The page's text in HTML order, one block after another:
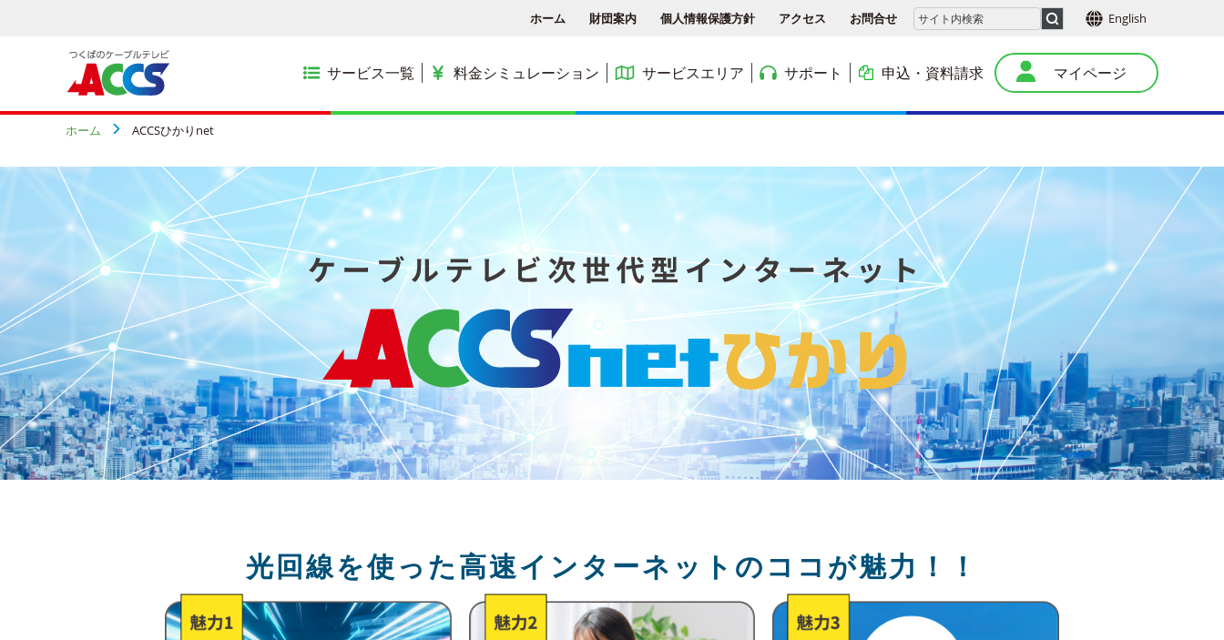
ホーム 財団案内 個人情報保護方針 アクセス お問合せ English
サービス一覧
ACCSnetひかり
ACCSnet(新規受付終了)
ケーブルプラス電話
コミュニティチャンネル
料金シミュレーション
利用料金
サービスエリア
エリアマップ
民間集合住宅
公務員住宅
公団・県営住宅
サポート
アクセス
よくある質問と答え
お問合せ
申込・資料請求 マイページ
ホーム ACCSひかりnet
光回線を使った高速インターネットのココが魅力！！